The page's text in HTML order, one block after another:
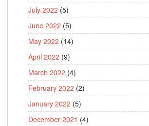
July 2022 (5)
June 2022 (5)
May 2022 (14)
April 2022 (9)
March 2022 (4)
February 2022 (2)
January 2022 (5)
December 2021 (4)